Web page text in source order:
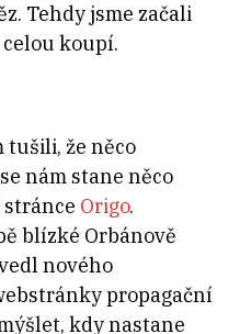
Tehdy jsme začali
koupí.
tušili, že něco
nám stane něco
stránce Origo.
blízké Orbánově
nového
propagační
kdy nastane